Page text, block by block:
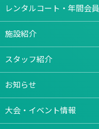
レンタルコート・年間会員
施設紹介
スタッフ紹介
お知らせ
大会・イベント情報